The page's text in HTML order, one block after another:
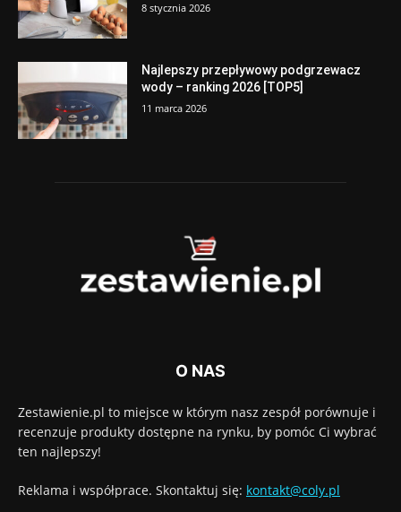
8 stycznia 2026
Najlepszy przepływowy podgrzewacz
wody – ranking 2026 [TOP5]
11 marca 2026
O NAS
Zestawienie.pl to miejsce w którym nasz zespół porównuje i
recenzuje produkty dostępne na rynku, by pomóc Ci wybrać
ten najlepszy!
Reklama i współprace. Skontaktuj się: kontakt@coly.pl